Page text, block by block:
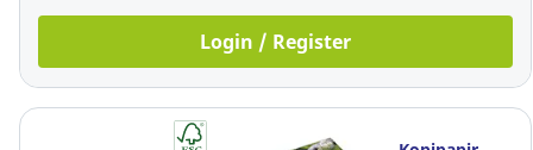
Login / Register